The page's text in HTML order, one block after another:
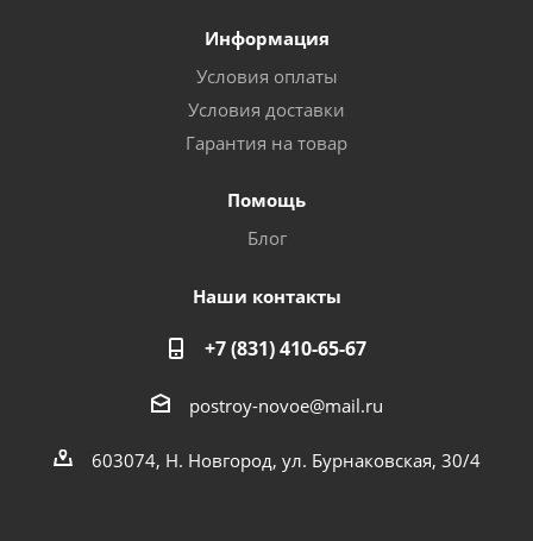
Информация
Условия оплаты
Условия доставки
Гарантия на товар
Помощь
Блог
Наши контакты
+7 (831) 410-65-67
postroy-novoe@mail.ru
603074, Н. Новгород, ул. Бурнаковская, 30/4